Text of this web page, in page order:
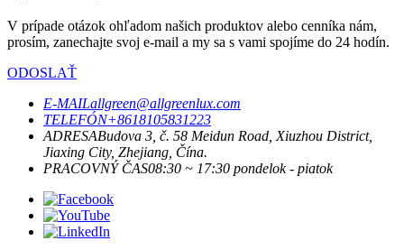
V prípade otázok ohľadom našich produktov alebo cenníka nám,
prosím, zanechajte svoj e-mail a my sa s vami spojíme do 24 hodín.
ODOSLAŤ
E-MAILallgreen@allgreenlux.com
TELEFÓN+8618105831223
ADRESABudova 3, č. 58 Meidun Road, Xiuzhou District,
Jiaxing City, Zhejiang, Čína.
PRACOVNÝ ČAS08:30 ~ 17:30 pondelok - piatok